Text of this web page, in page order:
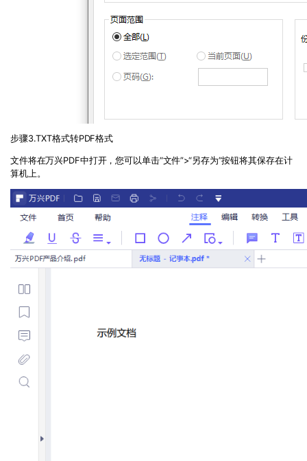
步骤3.TXT格式转PDF格式
文件将在万兴PDF中打开，您可以单击“文件”>“另存为”按钮将其保存在计
算机上。